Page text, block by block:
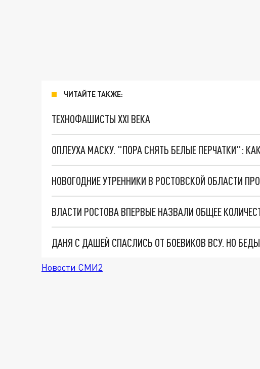
ЧИТАЙТЕ ТАКЖЕ:
ТЕХНОФАШИСТЫ XXI ВЕКА
ОПЛЕУХА МАСКУ. "ПОРА СНЯТЬ БЕЛЫЕ ПЕРЧАТКИ":
НОВОГОДНИЕ УТРЕННИКИ В РОСТОВСКОЙ ОБЛАСТИ
ВЛАСТИ РОСТОВА ВПЕРВЫЕ НАЗВАЛИ ОБЩЕЕ
ДАНЯ С ДАШЕЙ СПАСЛИСЬ ОТ БОЕВИКОВ ВСУ. НО
Новости СМИ2